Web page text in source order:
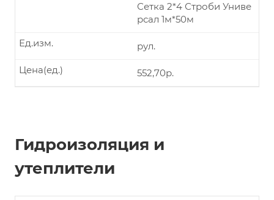
Сетка 2*4 Строби Униве
рсал 1м*50м
рул.
Ед.изм.
552,70р.
Цена(ед.)
Гидроизоляция и
утеплители